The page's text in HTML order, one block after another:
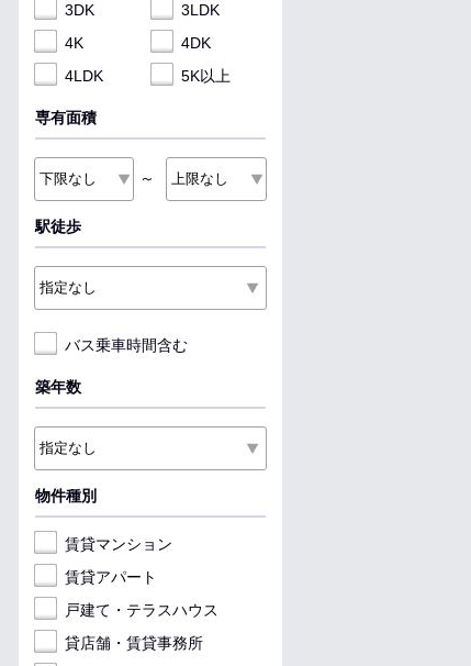
3DK
3LDK
4K
4DK
4LDK
5K以上
専有面積
～
駅徒歩
バス乗車時間含む
築年数
物件種別
賃貸マンション
賃貸アパート
戸建て・テラスハウス
貸店舗・賃貸事務所